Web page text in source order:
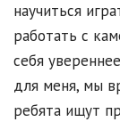
научиться
работать с
себя
для меня, мы
ребята ищут